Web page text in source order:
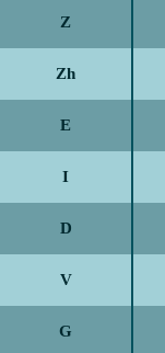
Z
Zh
E
I
D
V
G